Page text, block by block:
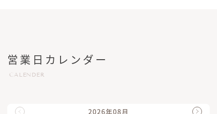
営業日カレンダー
CALENDER
2026年08月